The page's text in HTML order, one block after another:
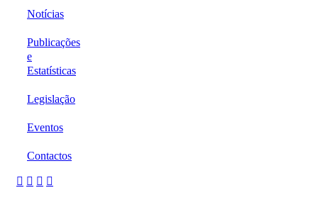
Notícias
Publicações
e
Estatísticas
Legislação
Eventos
Contactos